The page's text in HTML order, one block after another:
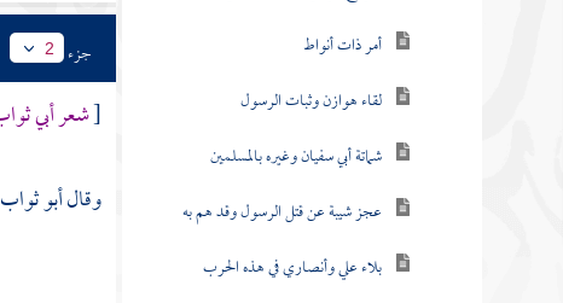
أمر ذات أنواط
لقاء هوازن وثبات الرسول
شماتة أبي سفيان وغيره بالمسلمين
عجز شيبة عن قتل الرسول وقد هم به
بلاء علي وأنصاري في هذه الحرب
جزء 2
[شعر أبي
وقال أبو